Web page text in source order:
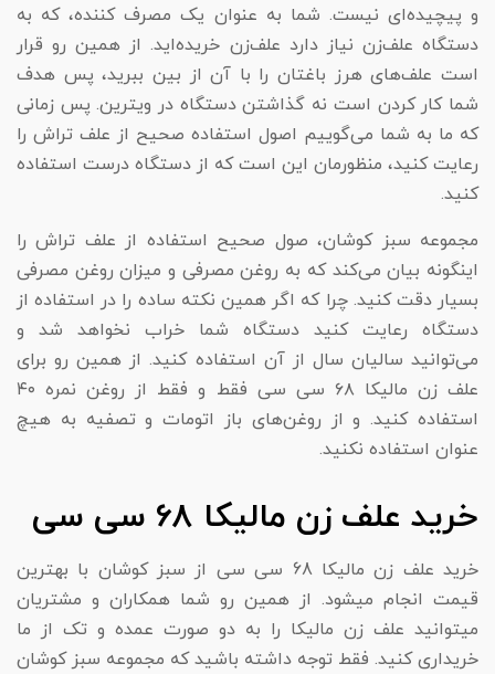
و پیچیده‌ای نیست. شما به عنوان یک مصرف کننده، که به
دستگاه علف‌زن نیاز دارد علف‌زن خریده‌اید. از همین رو قرار
است علف‌های هرز باغتان را با آن از بین ببرید، پس هدف
شما کار کردن است نه گذاشتن دستگاه در ویترین. پس زمانی
که ما به شما می‌گوییم اصول استفاده صحیح از علف تراش را
رعایت کنید، منظورمان این است که از دستگاه درست استفاده
کنید.
مجموعه سبز کوشان، صول صحیح استفاده از علف تراش را
اینگونه بیان می‌کند که به روغن مصرفی و میزان روغن مصرفی
بسیار دقت کنید. چرا که اگر همین نکته ساده را در استفاده از
دستگاه رعایت کنید دستگاه شما خراب نخواهد شد و
می‌توانید سالیان سال از آن استفاده کنید. از همین رو برای
علف زن مالیکا ۶۸ سی سی فقط و فقط از روغن نمره ۴۰
استفاده کنید. و از روغن‌های باز اتومات و تصفیه به هیچ
عنوان استفاده نکنید.
خرید علف زن مالیکا 68 سی سی
خرید علف زن مالیکا 68 سی سی از سبز کوشان با بهترین
قیمت انجام میشود. از همین رو شما همکاران و مشتریان
میتوانید علف زن مالیکا را به دو صورت عمده و تک از ما
خریداری کنید. فقط توجه داشته باشید که مجموعه سبز کوشان